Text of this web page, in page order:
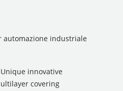
automazione industriale
Unique innovative
covering